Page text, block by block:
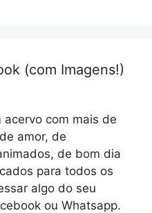
(com Imagens!)
acervo com mais de
amor, de
de bom dia
para todos os
algo do seu
ou Whatsapp.